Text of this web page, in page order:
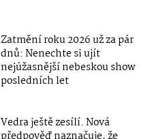
Zatmění roku 2026 už za pár
dnů: Nenechte si ujít
nejúžasnější nebeskou show
posledních let
Vedra ještě zesílí. Nová